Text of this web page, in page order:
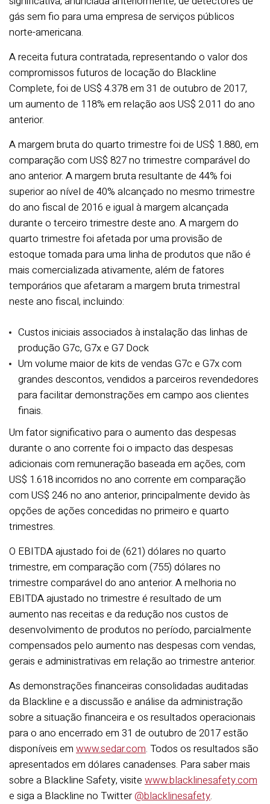
gás sem fio para uma empresa de serviços públicos
norte-americana.
A receita futura contratada, representando o valor dos
compromissos futuros de locação do Blackline
Complete, foi de US$ 4.378 em 31 de outubro de 2017,
um aumento de 118% em relação aos US$ 2.011 do ano
anterior.
A margem bruta do quarto trimestre foi de US$ 1.880, em
comparação com US$ 827 no trimestre comparável do
ano anterior. A margem bruta resultante de 44% foi
superior ao nível de 40% alcançado no mesmo trimestre
do ano fiscal de 2016 e igual à margem alcançada
durante o terceiro trimestre deste ano. A margem do
quarto trimestre foi afetada por uma provisão de
estoque tomada para uma linha de produtos que não é
mais comercializada ativamente, além de fatores
temporários que afetaram a margem bruta trimestral
neste ano fiscal, incluindo:
Custos iniciais associados à instalação das linhas de
produção G7c, G7x e G7 Dock
Um volume maior de kits de vendas G7c e G7x com
grandes descontos, vendidos a parceiros revendedores
para facilitar demonstrações em campo aos clientes
finais.
Um fator significativo para o aumento das despesas
durante o ano corrente foi o impacto das despesas
adicionais com remuneração baseada em ações, com
US$ 1.618 incorridos no ano corrente em comparação
com US$ 246 no ano anterior, principalmente devido às
opções de ações concedidas no primeiro e quarto
trimestres.
O EBITDA ajustado foi de (621) dólares no quarto
trimestre, em comparação com (755) dólares no
trimestre comparável do ano anterior. A melhoria no
EBITDA ajustado no trimestre é resultado de um
aumento nas receitas e da redução nos custos de
desenvolvimento de produtos no período, parcialmente
compensados pelo aumento nas despesas com vendas,
gerais e administrativas em relação ao trimestre anterior.
As demonstrações financeiras consolidadas auditadas
da Blackline e a discussão e análise da administração
sobre a situação financeira e os resultados operacionais
para o ano encerrado em 31 de outubro de 2017 estão
disponíveis em www.sedar.com. Todos os resultados são
apresentados em dólares canadenses. Para saber mais
sobre a Blackline Safety, visite www.blacklinesafety.com
e siga a Blackline no Twitter@blacklinesafety.